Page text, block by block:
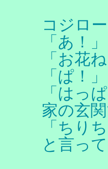
コジロ
「あ！」
「お花ね
「ぱ！」
「はっぱ
家の玄関
「ちり
と言っ